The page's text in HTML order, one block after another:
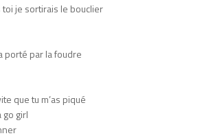
toi je sortirais le bouclier
porté par la foudre
que tu m’as piqué
go girl